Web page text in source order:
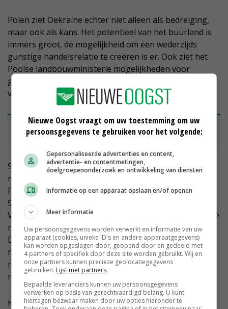
Polen ziet Oekraïne echter niet alleen als bedreiging,
maar ook als kans. Het potentieel van het buurland is
immers groot, de mogelijkheid om een wederzijds
gunstige handelsrelatie te creëren is er. Ook ziet het
Poolse landbouwministerie mogelijkheden voor
gedeelde infrastructurele investeringen en
verwerkende industrie.
• Volg de laatste ontwikkelingen op onze
themapaginanieuweoogst.nl/oekraine
Sowieso is landbouw een belangrijk element in de
relatie tussen Polen en Oekraïne. In 2024 exporteerde
Polen voor 13,1 miljard euro naar Oekraïne, waarvan
956 miljoen euro aan landbouwproducten. Na het
Verenigd Koninkrijk is Oekraïne voor Polen de grootste
markt buiten de EU voor landbouwproducten.
Daarnaast is 33 procent van alle Oekraïense export
naar Polen landbouwproduct, ter waarde van 1,56
miljard euro. Behalve Noorwegen levert geen enkel
niet-EU-land zoveel landbouwproducten aan Polen.
Het geeft aan dat de Poolse houding jegens Oekraïne
Nieuwe Oogst vraagt om uw toestemming om uw
persoonsgegevens te gebruiken voor het volgende:
Gepersonaliseerde advertenties en content,
advertentie- en contentmetingen,
doelgroepenonderzoek en ontwikkeling van diensten
Informatie op een apparaat opslaan en/of openen
Meer informatie
Uw persoonsgegevens worden verwerkt en informatie van uw
apparaat (cookies, unieke ID's en andere apparaatgegevens)
kan worden opgeslagen door, geopend door en gedeeld met
4 partners of specifiek door deze site worden gebruikt. Wij en
onze partners kunnen precieze geolocatiegegevens
gebruiken. Lijst met partners.
Bepaalde leveranciers kunnen uw persoonsgegevens
verwerken op basis van gerechtvaardigd belang. U kunt
hiertegen bezwaar maken door uw opties hieronder te